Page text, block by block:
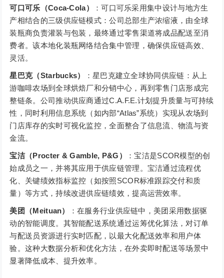
可口可乐（Coca-Cola）
：可口可乐采用集中设计与地方生
产相结合的三级供应链模式：公司总部生产浓缩液，由全球
装瓶商负责灌装与包装，最终通过零售渠道将成品配送至消
费者。该本地化装瓶网络结合集中管理，确保供应链高效、
灵活。
星巴克（Starbucks）
：星巴克建立全球协同供应链：从上
游咖啡农场到全球烘焙厂和分销中心，再到零售门店形成完
整链条。公司推动供应商通过C.A.F.E.计划提升质量与可持续
性，同时利用信息系统（如内部“Atlas”系统）实现从农场到
门店库存的实时可视化监控，全面整合了信息流、物流与资
金流。
宝洁（Procter & Gamble, P&G）
：宝洁是SCOR模型的创
始成员之一，并将其应用于供应链管理。宝洁通过流程优
化、关键绩效指标监控（如按照SCOR标准跟踪交付和质
量）等方式，持续改进供应链绩效，提高运营效率。
美团（Meituan）
：在服务行业供应链中，美团采用数据驱
动的智能调度。其智能配送系统通过运筹优化算法，对订单
与配送员资源进行实时匹配，以最大化配送效率和用户体
验。这种大数据分析和优化方法，在外卖即时配送等场景中
显著降低成本、提升效率。